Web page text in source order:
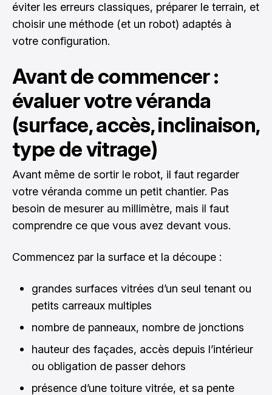
éviter les erreurs classiques, préparer le terrain, et
choisir une méthode (et un robot) adaptés à
votre configuration.
Avant de commencer :
évaluer votre véranda
(surface, accès, inclinaison,
type de vitrage)
Avant même de sortir le robot, il faut regarder
votre véranda comme un petit chantier. Pas
besoin de mesurer au millimètre, mais il faut
comprendre ce que vous avez devant vous.
Commencez par la surface et la découpe :
grandes surfaces vitrées d’un seul tenant ou
petits carreaux multiples
nombre de panneaux, nombre de jonctions
hauteur des façades, accès depuis l’intérieur
ou obligation de passer dehors
présence d’une toiture vitrée, et sa pente